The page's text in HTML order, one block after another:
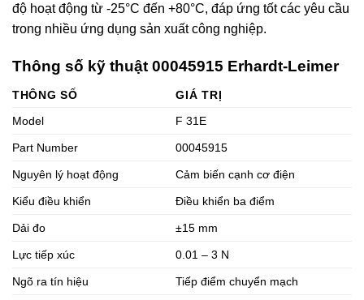
độ hoạt động từ -25°C đến +80°C, đáp ứng tốt các yêu cầu
trong nhiều ứng dụng sản xuất công nghiệp.
Thông số kỹ thuật 00045915 Erhardt-Leimer
THÔNG SỐ
GIÁ TRỊ
Model
F 31E
Part Number 00045915
Nguyên lý hoạt động Cảm biến cạnh cơ điện
Kiểu điều khiển Điều khiển ba điểm
Dải đo ±15 mm
Lực tiếp xúc 0.01 – 3 N
Ngõ ra tín hiệu Tiếp điểm chuyển mạch